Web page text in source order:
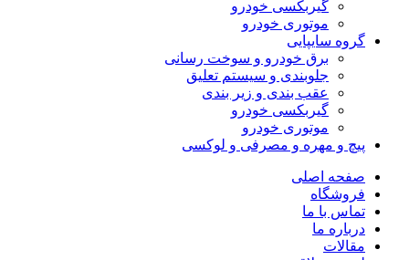
گیربکسی خودرو
موتوری خودرو
گروه سایپایی
برق خودرو و سوخت رسانی
جلوبندی و سیستم تعلیق
عقب بندی و زیر بندی
گیربکسی خودرو
موتوری خودرو
پیچ و مهره و مصرفی و لوکسی
صفحه اصلی
فروشگاه
تماس با ما
درباره ما
مقالات